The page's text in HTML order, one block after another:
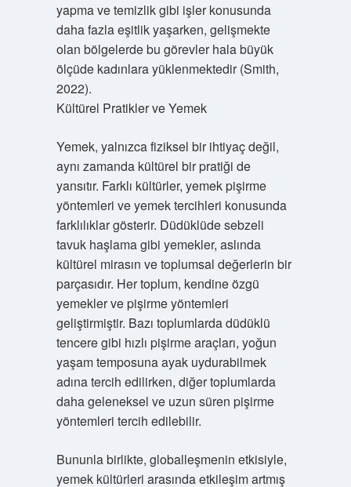
yapma ve temizlik gibi işler konusunda
daha fazla eşitlik yaşarken, gelişmekte
olan bölgelerde bu görevler hala büyük
ölçüde kadınlara yüklenmektedir (Smith,
2022).
Kültürel Pratikler ve Yemek
Yemek, yalnızca fiziksel bir ihtiyaç değil,
aynı zamanda kültürel bir pratiği de
yansıtır. Farklı kültürler, yemek pişirme
yöntemleri ve yemek tercihleri konusunda
farklılıklar gösterir. Düdüklüde sebzeli
tavuk haşlama gibi yemekler, aslında
kültürel mirasın ve toplumsal değerlerin bir
parçasıdır. Her toplum, kendine özgü
yemekler ve pişirme yöntemleri
geliştirmiştir. Bazı toplumlarda düdüklü
tencere gibi hızlı pişirme araçları, yoğun
yaşam temposuna ayak uydurabilmek
adına tercih edilirken, diğer toplumlarda
daha geleneksel ve uzun süren pişirme
yöntemleri tercih edilebilir.
Bununla birlikte, globalleşmenin etkisiyle,
yemek kültürleri arasında etkileşim artmış